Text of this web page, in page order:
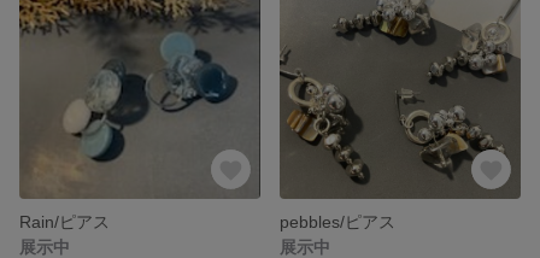
Rain/ピアス
展示中
pebbles/ピアス
展示中